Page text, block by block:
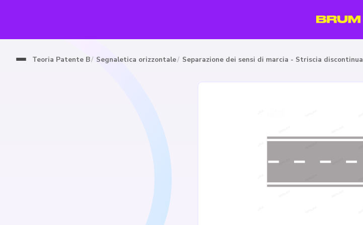
Teoria Patente B Segnaletica orizzontale Separazione dei sensi di marcia - Striscia discontinua